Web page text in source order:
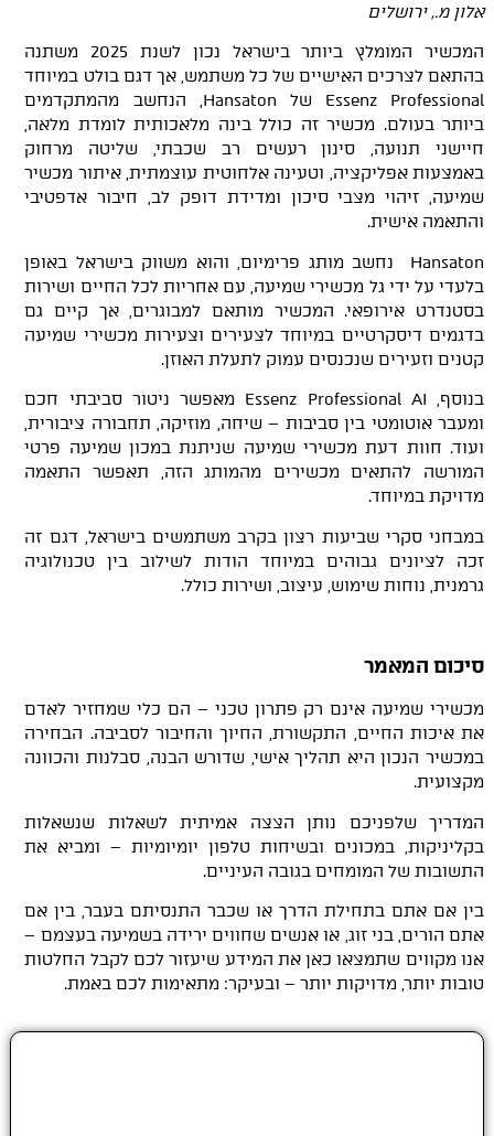
אלון מ., ירושלים
המכשיר המומלץ ביותר בישראל נכון לשנת 2025 משתנה
בהתאם לצרכים האישיים של כל משתמש, אך דגם בולט במיוחד
Essenz Professional של Hansaton, הנחשב מהמתקדמים
ביותר בעולם. מכשיר זה כולל בינה מלאכותית לומדת מלאה,
חיישני תנועה, סינון רעשים רב שכבתי, שליטה מרחוק
באמצעות אפליקציה, וטעינה אלחוטית עוצמתית, איתור מכשיר
שמיעה, זיהוי מצבי סיכון ומדידת דופק לב, חיבור אדפטיבי
והתאמה אישית.
Hansaton נחשב מותג פרימיום, והוא משווק בישראל באופן
בלעדי על ידי גל מכשירי שמיעה, עם אחריות לכל החיים ושירות
בסטנדרט אירופאי. המכשיר מותאם למבוגרים, אך קיים גם
בדגמים דיסקרטיים במיוחד לצעירים וצעירות מכשירי שמיעה
קטנים וזעירים שנכנסים עמוק לתעלת האוזן.
בנוסף, Essenz Professional AI מאפשר ניטור סביבתי חכם
ומעבר אוטומטי בין סביבות – שיחה, מוזיקה, תחבורה ציבורית,
ועוד. חוות דעת מכשירי שמיעה שניתנת במכון שמיעה פרטי
המורשה להתאים מכשירים מהמותג הזה, תאפשר התאמה
מדויקת במיוחד.
במבחני סקרי שביעות רצון בקרב משתמשים בישראל, דגם זה
זכה לציונים גבוהים במיוחד הודות לשילוב בין טכנולוגיה
גרמנית, נוחות שימוש, עיצוב, ושירות כולל.
סיכום המאמר
מכשירי שמיעה אינם רק פתרון טכני – הם כלי שמחזיר לאדם
את איכות החיים, התקשורת, החיוך והחיבור לסביבה. הבחירה
במכשיר הנכון היא תהליך אישי, שדורש הבנה, סבלנות והכוונה
מקצועית.
המדריך שלפניכם נותן הצצה אמיתית לשאלות שנשאלות
בקליניקות, במכונים ובשיחות טלפון יומיומיות – ומביא את
התשובות של המומחים בגובה העיניים.
בין אם אתם בתחילת הדרך או שכבר התנסיתם בעבר, בין אם
אתם הורים, בני זוג, או אנשים שחווים ירידה בשמיעה בעצמם –
אנו מקווים שתמצאו כאן את המידע שיעזור לכם לקבל החלטות
טובות יותר, מדויקות יותר – ובעיקר: מתאימות לכם באמת.